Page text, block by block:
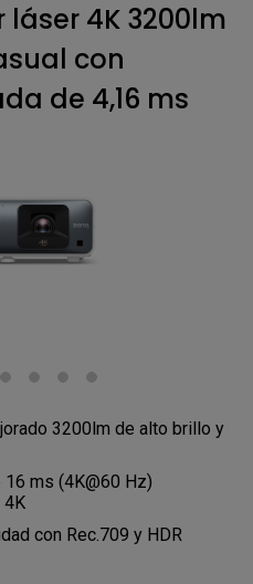
láser 4K 3200lm
con
de 4,16 ms
3200lm de alto brillo y
ms (4K@60 Hz)
4K
con Rec.709 y HDR